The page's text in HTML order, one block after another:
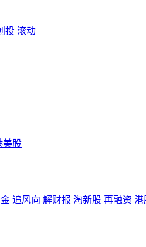
投 滚动
美股
追风向 解财报 淘新股 再融资